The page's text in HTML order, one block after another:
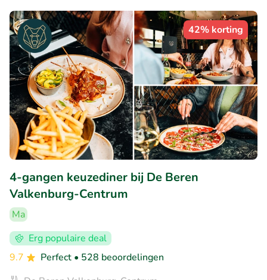
42% korting
4-gangen keuzediner bij De Beren
Valkenburg-Centrum
Ma
Erg populaire deal
9.7
Perfect • 528 beoordelingen